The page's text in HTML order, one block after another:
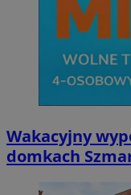
Wakacyjny
domkach